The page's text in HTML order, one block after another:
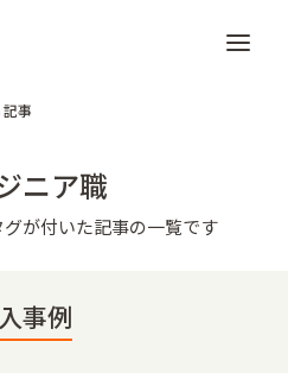
事
ニア職
グが付いた記事の一覧です
事例